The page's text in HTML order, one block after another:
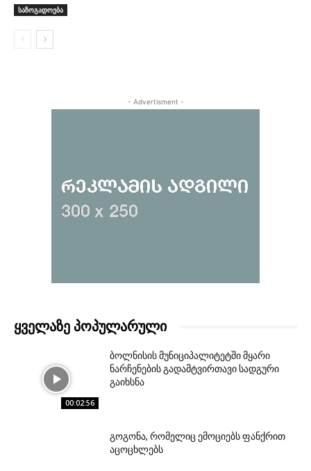
საზოგადოება
- Advertisment -
ᲧᲕᲔᲚᲐᲖᲔ ᲞᲝᲞᲣᲚᲐᲠᲣᲚᲘ
00:02:56
ბოლნისის მუნიციპალიტეტში მყარი
ნარჩენების გადამტვირთავი სადგური
გაიხსნა
გოგონა, რომელიც ემოციებს ფანქრით
აცოცხლებს